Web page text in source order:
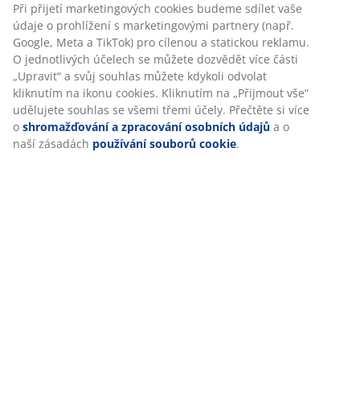
Skladová položka: 3725071
Specifikace
Při přijetí marketingových cookies budeme sdílet vaše
údaje o prohlížení s marketingovými partnery (např.
Google, Meta a TikTok) pro cílenou a statickou reklamu.
O jednotlivých účelech se můžete dozvědět více části
„Upravit“ a svůj souhlas můžete kdykoli odvolat
kliknutím na ikonu cookies. Kliknutím na „Přijmout vše“
udělujete souhlas se všemi třemi účely. Přečtěte si více
o shromažďování a zpracování osobních údajů a o
naší zásadách používání souborů cookie.